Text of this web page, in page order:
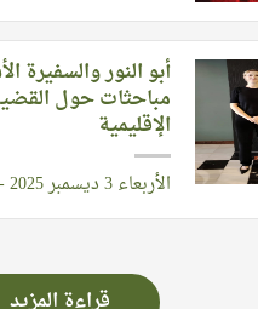
أبو النور والسفيرة
مباحثات حول
الإقليمية
الأربعاء 3 ديسمبر 2025 - 16:30:11
قراءة المزيد